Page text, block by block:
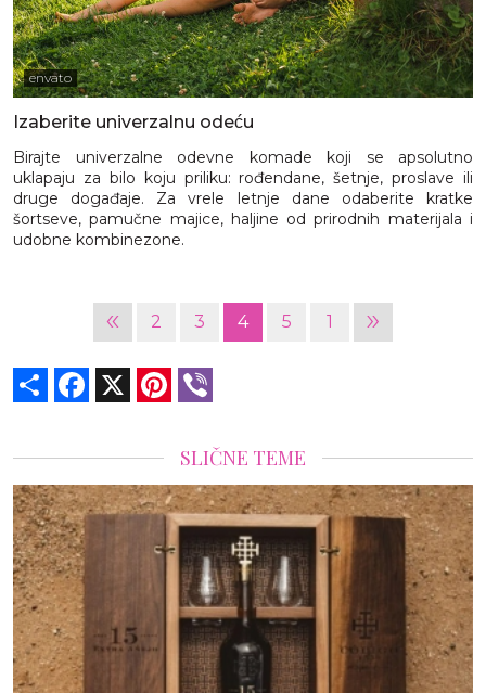
envato
Izaberite univerzalnu odeću
Birajte univerzalne odevne komade koji se apsolutno
uklapaju za bilo koju priliku: rođendane, šetnje, proslave ili
druge događaje. Za vrele letnje dane odaberite kratke
šortseve, pamučne majice, haljine od prirodnih materijala i
udobne kombinezone.
« 2 3 4 5 1 »
Share Facebook Pinterest
SLIČNE TEME